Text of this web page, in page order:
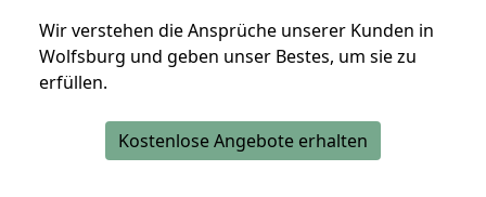
Wir verstehen die Ansprüche unserer Kunden in
Wolfsburg und geben unser Bestes, um sie zu
erfüllen.
Kostenlose Angebote erhalten